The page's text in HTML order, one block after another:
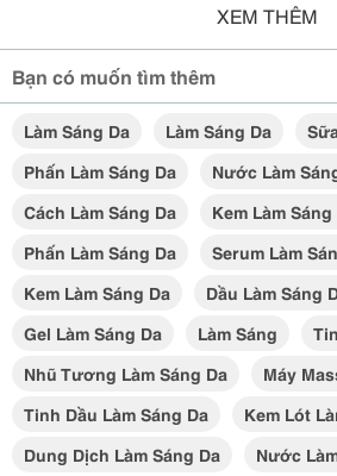
XEM THÊM
Bạn có muốn tìm thêm
Làm Sáng Da Làm Sáng Da
Phấn Làm Sáng Da
Nước Làm
Cách Làm Sáng Da
Kem Làm Sáng
Phấn Làm Sáng Da
Serum Làm
Kem Làm Sáng Da
Dầu Làm Sáng
Gel Làm Sáng Da
Làm Sáng
Nhũ Tương Làm Sáng Da
Máy
Tinh Dầu Làm Sáng Da
Kem Lót
Dung Dịch Làm Sáng Da
Nước